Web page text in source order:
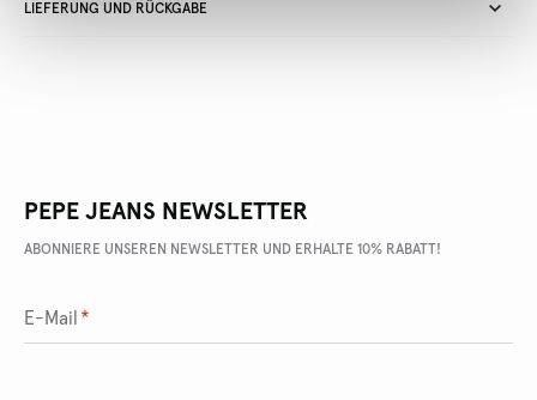
LIEFERUNG UND RÜCKGABE
PEPE JEANS NEWSLETTER
ABONNIERE UNSEREN NEWSLETTER UND ERHALTE 10% RABATT!
E-Mail *